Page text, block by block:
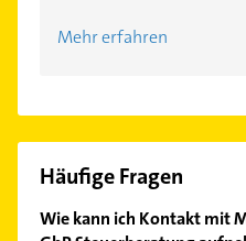
Mehr erfahren
Häufige Fragen
Wie kann ich Kontakt mit